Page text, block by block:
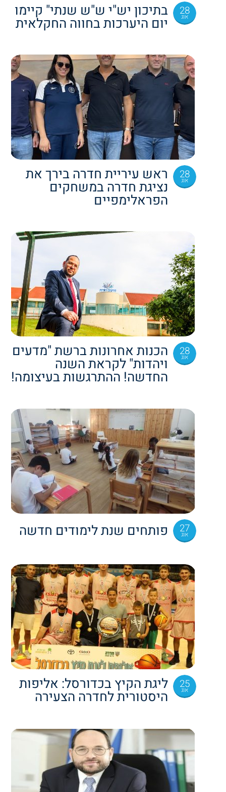
28
אוג בתיכון יש"י ש"ש שנתי" קיימו
יום היערכות בחווה החקלאית
28
אוג ראש עיריית חדרה בירך את
נציגת חדרה במשחקים
הפראלימפיים
28
אוג הכנות אחרונות ברשת "מדעים
ויהדות" לקראת השנה
החדשה! ההתרגשות בעיצומה!
27
אוג פותחים שנת לימודים חדשה
25
אוג ליגת הקיץ בכדורסל: אליפות
היסטורית לחדרה הצעירה